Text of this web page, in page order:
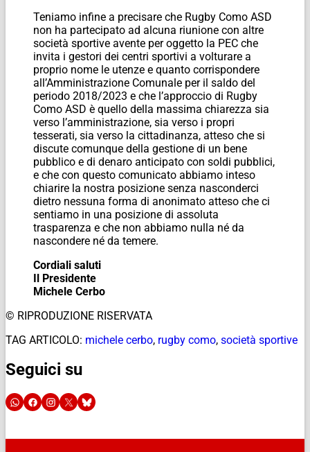
Teniamo infine a precisare che Rugby Como ASD
non ha partecipato ad alcuna riunione con altre
società sportive avente per oggetto la PEC che
invita i gestori dei centri sportivi a volturare a
proprio nome le utenze e quanto corrispondere
all’Amministrazione Comunale per il saldo del
periodo 2018/2023 e che l’approccio di Rugby
Como ASD è quello della massima chiarezza sia
verso l’amministrazione, sia verso i propri
tesserati, sia verso la cittadinanza, atteso che si
discute comunque della gestione di un bene
pubblico e di denaro anticipato con soldi pubblici,
e che con questo comunicato abbiamo inteso
chiarire la nostra posizione senza nasconderci
dietro nessuna forma di anonimato atteso che ci
sentiamo in una posizione di assoluta
trasparenza e che non abbiamo nulla né da
nascondere né da temere.
Cordiali saluti
Il Presidente
Michele Cerbo
© RIPRODUZIONE RISERVATA
TAG ARTICOLO: michele cerbo, rugby como, società sportive
Seguici su